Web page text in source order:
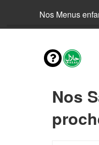
Nos Menus
Nos